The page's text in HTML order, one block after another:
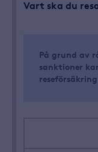
Vart ska du
På grund av
sanktioner